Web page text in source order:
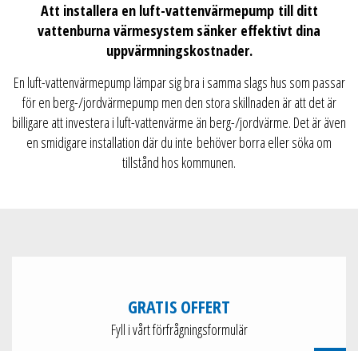
Att installera en luft-vattenvärmepump till ditt
vattenburna värmesystem sänker effektivt dina
uppvärmningskostnader.
En luft-vattenvärmepump lämpar sig bra i samma slags hus som passar
för en berg-/jordvärmepump men den stora skillnaden är att det är
billigare att investera i luft-vattenvärme än berg-/jordvärme. Det är även
en smidigare installation där du inte behöver borra eller söka om
tillstånd hos kommunen.
GRATIS OFFERT
Fyll i vårt förfrågningsformulär